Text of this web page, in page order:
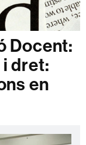
Docent:
dret:
en